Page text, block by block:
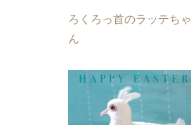
ろくろっ首のラッテちゃ
ん